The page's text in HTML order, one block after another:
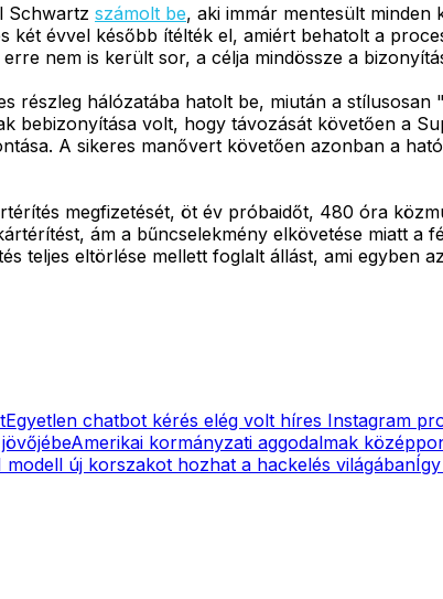
Schwartz számolt be, aki immár mentesült
két évvel később ítélték el, amiért behatolt a
nem is került sor, a célja mindössze a
részleg hálózatába hatolt be, miután a
bebizonyítása volt, hogy távozását követően a
A sikeres manővert követően azonban a
megfizetését, öt év próbaidőt, 480 óra
ám a bűncselekmény elkövetése miatt a
teljes eltörlése mellett foglalt állást, ami egyben
Egyetlen chatbot kérés elég volt híres Instagram
Amerikai kormányzati aggodalmak
új korszakot hozhat a hackelés világában